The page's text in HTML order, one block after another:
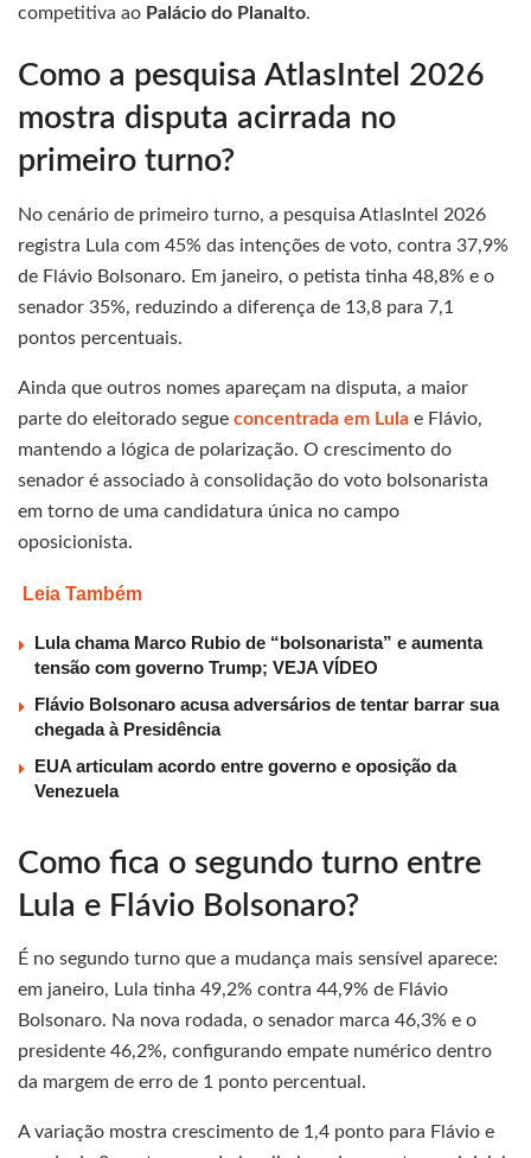
competitiva ao Palácio do Planalto.
Como a pesquisa AtlasIntel 2026
mostra disputa acirrada no
primeiro turno?
No cenário de primeiro turno, a pesquisa AtlasIntel 2026
registra Lula com 45% das intenções de voto, contra 37,9%
de Flávio Bolsonaro. Em janeiro, o petista tinha 48,8% e o
senador 35%, reduzindo a diferença de 13,8 para 7,1
pontos percentuais.
Ainda que outros nomes apareçam na disputa, a maior
parte do eleitorado segue concentrada em Lula e Flávio,
mantendo a lógica de polarização. O crescimento do
senador é associado à consolidação do voto bolsonarista
em torno de uma candidatura única no campo
oposicionista.
Leia Também
Lula chama Marco Rubio de “bolsonarista” e aumenta
tensão com governo Trump; VEJA VÍDEO
Flávio Bolsonaro acusa adversários de tentar barrar sua
chegada à Presidência
EUA articulam acordo entre governo e oposição da
Venezuela
Como fica o segundo turno entre
Lula e Flávio Bolsonaro?
É no segundo turno que a mudança mais sensível aparece:
em janeiro, Lula tinha 49,2% contra 44,9% de Flávio
Bolsonaro. Na nova rodada, o senador marca 46,3% e o
presidente 46,2%, configurando empate numérico dentro
da margem de erro de 1 ponto percentual.
A variação mostra crescimento de 1,4 ponto para Flávio e